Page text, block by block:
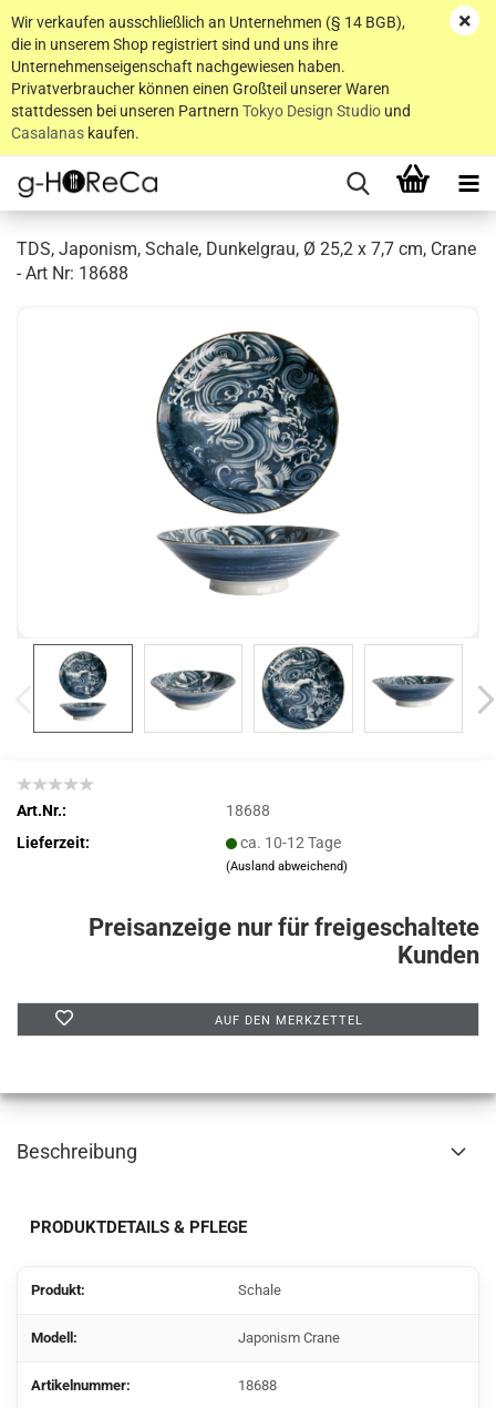
Wir verkaufen ausschließlich an Unternehmen (§ 14 BGB),
die in unserem Shop registriert sind und uns ihre
Unternehmenseigenschaft nachgewiesen haben.
Privatverbraucher können einen Großteil unserer Waren
stattdessen bei unseren Partnern Tokyo Design Studio und
Casalanas kaufen.
TDS, Japonism, Schale, Dunkelgrau, Ø 25,2 x 7,7 cm, Crane
- Art Nr: 18688
Art.Nr.:
18688
Lieferzeit:
ca. 10-12 Tage
(Ausland abweichend)
Preisanzeige nur für freigeschaltete
Kunden
AUF DEN MERKZETTEL
Beschreibung
PRODUKTDETAILS & PFLEGE
Produkt: Schale
Modell: Japonism Crane
Artikelnummer: 18688